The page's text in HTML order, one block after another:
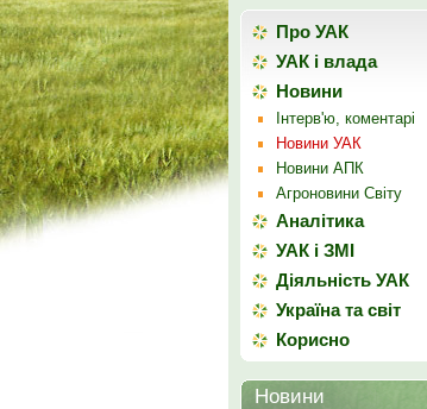
Про УАК
УАК і влада
Новини
Інтерв'ю, коментарі
Новини УАК
Новини АПК
Агроновини Світу
Аналітика
УАК і ЗМІ
Діяльність УАК
Україна та світ
Корисно
Новини